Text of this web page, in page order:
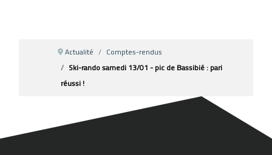
Actualité
Comptes-rendus
Ski-rando samedi 13/01 - pic de Bassibié : pari
réussi !